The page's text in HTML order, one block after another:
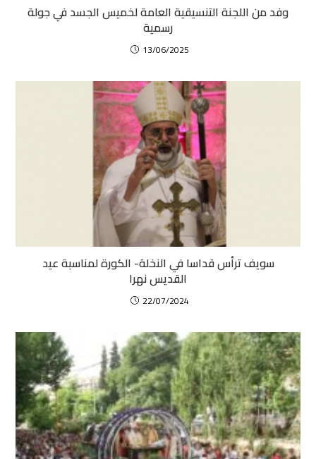
وفد من اللجنة التنسيقية العامة لخميس الجسد في جولة
رسمية
13/06/2025
سويف ترأس قداسا في النخلة- الكورة لمناسبة عيد
القديس نهرا
22/07/2024